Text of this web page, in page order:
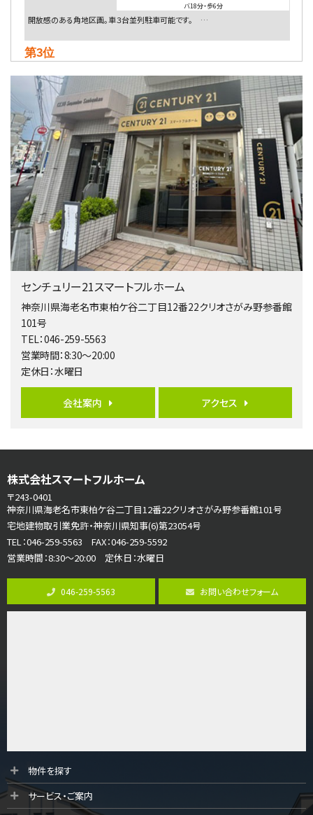
バ18分・歩6分
開放感のある角地区画。車３台並列駐車可能です。 …
第3位
4ＬＤＫ
相模大野駅
バ9分・歩4分
２０１５年６月築、積水ハウス施工住宅です。 南東…
第4位
4,080万円
4ＬＤＫ
淵野辺駅
歩17分
南側道路に面しており日当たり良好。 キッチンから…
第5位
3,680万円
バ19分・ 歩8分
開放感があり日当たり良好な南西・北西角地区画。 …
第6位
4ＬＤＫ
さがみ野駅
古淵駅
バ12分 歩4分
並列２台駐車可。１階はリビングと水まわりをまとめ…
第8位
3,680万円
4ＳＬＤＫ
海老名駅
第10位
4,190万円
桜ヶ丘駅
センチュリー21スマートフルホーム
神奈川県海老名市東柏ケ谷二丁目12番22クリオさがみ野参番館
101号
TEL：046-259-5563
営業時間：8:30～20:00
定休日：水曜日
会社案内 アクセス
株式会社スマートフルホーム
〒243-0401
神奈川県海老名市東柏ケ谷二丁目12番22クリオさがみ野参番館101号
宅地建物取引業免許・神奈川県知事(6)第23054号
TEL：046-259-5563 FAX：046-259-5592
営業時間：8:30～20:00 定休日：水曜日
046-259-5563 お問い合わせフォーム
物件を探す
サービス・ご案内